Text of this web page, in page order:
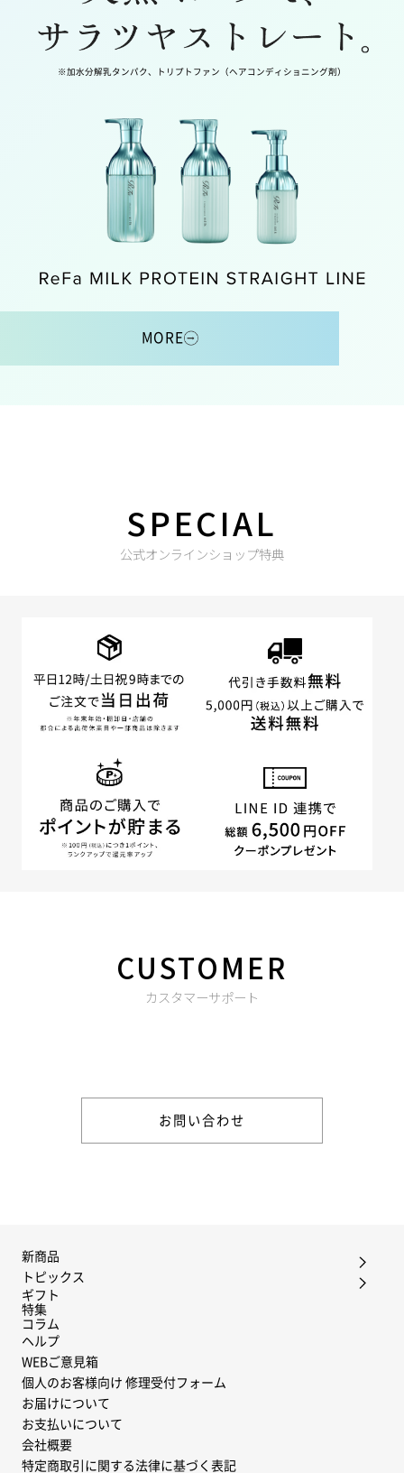
※加水分解乳タンパク、トリプトファン（ヘアコンディショニング剤）
MORE
SPECIAL
公式オンラインショップ特典
CUSTOMER
カスタマーサポート
お問い合わせ
新商品
トピックス
ギフト
特集
コラム
ヘルプ
WEBご意見箱
個人のお客様向け 修理受付フォーム
お届けについて
お支払いについて
会社概要
特定商取引に関する法律に基づく表記